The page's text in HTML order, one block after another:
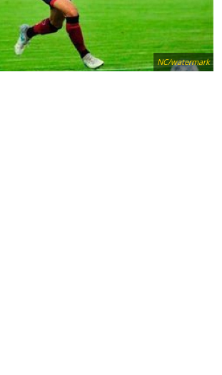
NC/watermark